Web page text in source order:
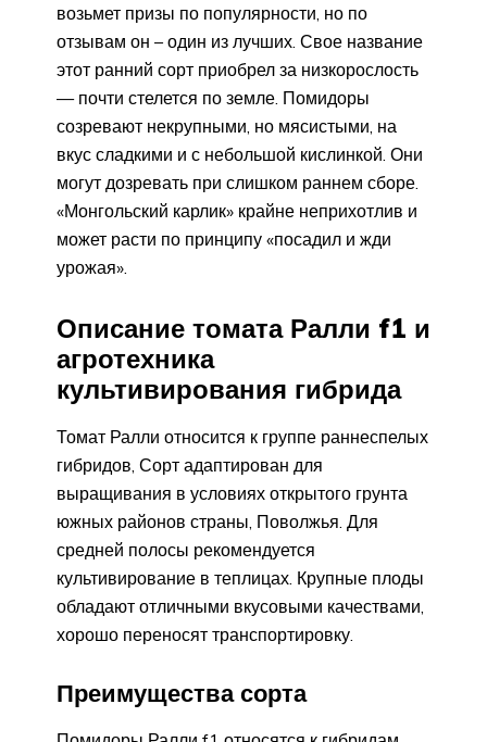
возьмет призы по популярности, но по
отзывам он – один из лучших. Свое название
этот ранний сорт приобрел за низкорослость
— почти стелется по земле. Помидоры
созревают некрупными, но мясистыми, на
вкус сладкими и с небольшой кислинкой. Они
могут дозревать при слишком раннем сборе.
«Монгольский карлик» крайне неприхотлив и
может расти по принципу «посадил и жди
урожая».
Описание томата Ралли f1 и
агротехника
культивирования гибрида
Томат Ралли относится к группе раннеспелых
гибридов, Сорт адаптирован для
выращивания в условиях открытого грунта
южных районов страны, Поволжья. Для
средней полосы рекомендуется
культивирование в теплицах. Крупные плоды
обладают отличными вкусовыми качествами,
хорошо переносят транспортировку.
Преимущества сорта